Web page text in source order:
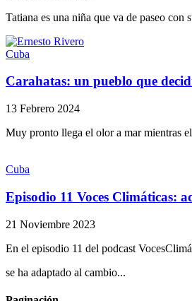
Tatiana es una niña que va de paseo con
Cuba
Carahatas: un pueblo que
13 Febrero 2024
Muy pronto llega el olor a mar mientras
Cuba
Episodio 11 Voces Climáticas:
21 Noviembre 2023
En el episodio 11 del podcast
se ha adaptado al cambio...